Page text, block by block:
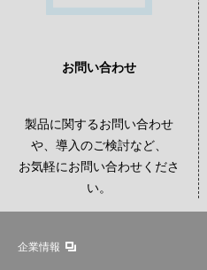
お問い合わせ
製品に関するお問い合わせ
や、導入のご検討など、
お気軽にお問い合わせくださ
い。
企業情報